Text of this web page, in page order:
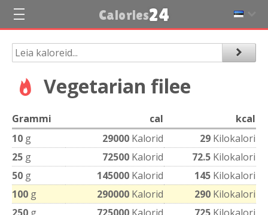
Calories24
Vegetarian filee
Grammi cal
kcal
10 g 29000 Kalorid 29 Kilokalori
25 g 72500 Kalorid 72.5 Kilokalori
50 g 145000 Kalorid 145 Kilokalori
100 g 290000 Kalorid 290 Kilokalori